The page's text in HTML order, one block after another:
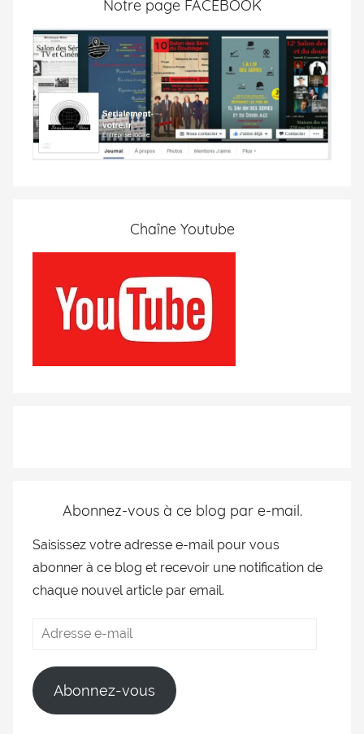
Notre page FACEBOOK
Chaîne Youtube
Abonnez-vous à ce blog par e-mail.
Saisissez votre adresse e-mail pour vous
abonner à ce blog et recevoir une notification de
chaque nouvel article par email.
Abonnez-vous